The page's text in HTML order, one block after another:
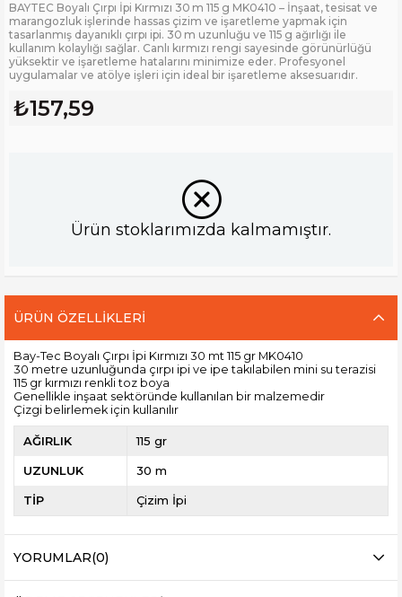
BAYTEC Boyalı Çırpı İpi Kırmızı 30 m 115 g MK0410 – İnşaat, tesisat ve
marangozluk işlerinde hassas çizim ve işaretleme yapmak için
tasarlanmış dayanıklı çırpı ipi. 30 m uzunluğu ve 115 g ağırlığı ile
kullanım kolaylığı sağlar. Canlı kırmızı rengi sayesinde görünürlüğü
yüksektir ve işaretleme hatalarını minimize eder. Profesyonel
uygulamalar ve atölye işleri için ideal bir işaretleme aksesuarıdır.
₺157,59
Ürün stoklarımızda kalmamıştır.
ÜRÜN ÖZELLIKLERI
Bay-Tec Boyalı Çırpı İpi Kırmızı 30 mt 115 gr MK0410
30 metre uzunluğunda çırpı ipi ve ipe takılabilen mini su terazisi
115 gr kırmızı renkli toz boya
Genellikle inşaat sektöründe kullanılan bir malzemedir
Çizgi belirlemek için kullanılır
AĞIRLIK 115 gr
UZUNLUK 30 m
TİP Çizim İpi
YORUMLAR(0)